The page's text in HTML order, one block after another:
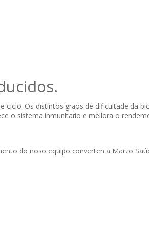
Os distintos graos de dificultade da
o sistema inmunitario e mellora o
do noso equipo converten a Marzo